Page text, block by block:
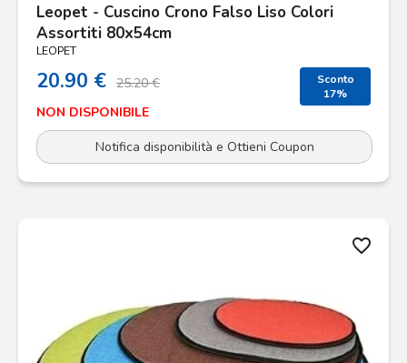
Leopet - Cuscino Crono Falso Liso Colori
Assortiti 80x54cm
LEOPET
20.90 € 25.20 €
Sconto
17%
NON DISPONIBILE
Notifica disponibilità e Ottieni Coupon
favorite_border